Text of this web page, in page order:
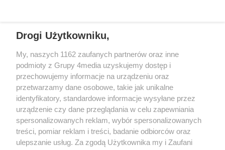
Wydawcą rzeszow-info.pljest:
FUNDACJA MEDIÓW NIEZALEŻNYCH LIBERTAS
ul. Kopernika 10, 35-002 Rzeszów
Drogi Użytkowniku,
My, naszych 1162 zaufanych partnerów oraz inne
podmioty z Grupy 4media uzyskujemy dostęp i
przechowujemy informacje na urządzeniu oraz
przetwarzamy dane osobowe, takie jak unikalne
identyfikatory, standardowe informacje wysyłane przez
urządzenie czy dane przeglądania w celu zapewniania
spersonalizowanych reklam, wybór spersonalizowanych
treści, pomiar reklam i treści, badanie odbiorców oraz
ulepszanie usług. Za zgodą Użytkownika my i Zaufani